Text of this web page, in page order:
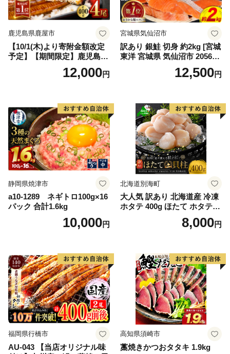
鹿児島県鹿屋市
【10/1(木)より寄附金額改定
予定】【期間限定】鹿児島県
大隅産うなぎ蒲焼4尾（400
g） KN007-02312,000円
宮城県気仙沼市
訳あり 銀鮭 切身 約2kg [宮城
東洋 宮城県 気仙沼市 205649
91] 鮭 魚介類 海鮮 訳アリ 規
格外 不揃い さけ サケ 鮭切身
切り身 魚 わけあり
12,500円
静岡県焼津市
a10-1289 ネギトロ100g×16
パック 合計1.6kg
10,000円
北海道別海町
大人気 訳あり 北海道産 冷凍
ホタテ 400g ほたて ホタテ
8,000円
福岡県行橋市
AU-043 【当店オリジナル味
高知県須崎市
藁焼きかつおタタキ 1.9kg